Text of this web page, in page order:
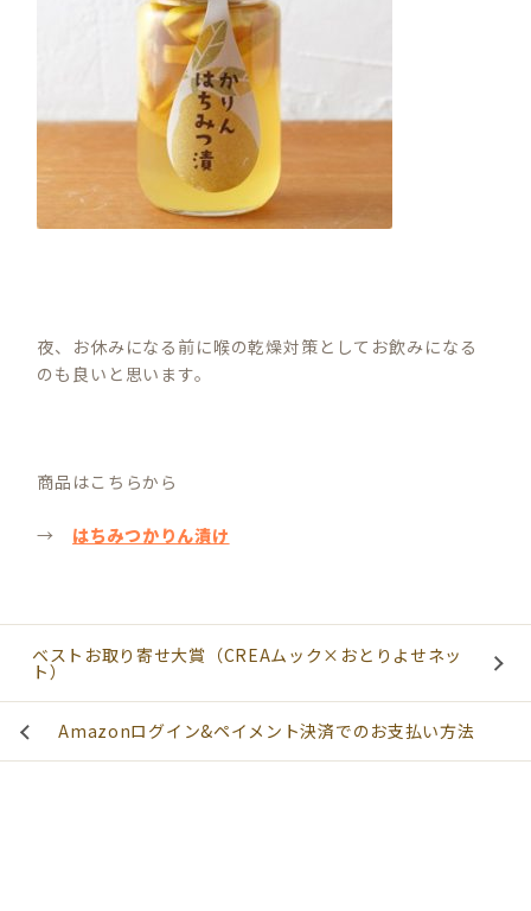
夜、お休みになる前に喉の乾燥対策としてお飲みになる
のも良いと思います。
商品はこちらから
→ はちみつかりん漬け
ベストお取り寄せ大賞（CREAムック×おとりよせネッ
ト）
Amazonログイン&ペイメント決済でのお支払い方法